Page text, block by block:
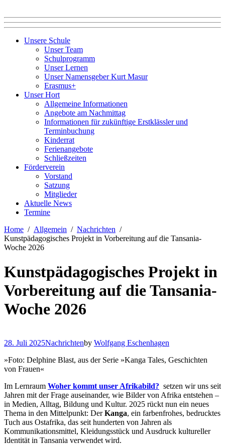
Unsere Schule
Unser Team
Schulprogramm
Unser Lernen
Unser Namensgeber Kurt Masur
Erasmus+
Unser Hort
Allgemeine Informationen
Angebote am Nachmittag
Informationen für zukünftige Erstklässler und
Terminbuchung
Kinderrat
Ferienangebote
Schließzeiten
Förderverein
Vorstand
Satzung
Mitglieder
Aktuelle News
Termine
Home
Allgemein
Nachrichten
Kunstpädagogisches Projekt in Vorbereitung auf die Tansania-
Woche 2026
Kunstpädagogisches Projekt in
Vorbereitung auf die Tansania-
Woche 2026
28. Juli 2025Nachrichtenby Wolfgang Eschenhagen
»Foto: Delphine Blast, aus der Serie »Kanga Tales, Geschichten
von Frauen«
Im Lernraum Woher kommt unser Afrikabild? setzen wir uns seit
Jahren mit der Frage auseinander, wie Bilder von Afrika entstehen –
in Medien, Alltag, Bildung und Kultur. 2025 rückt nun ein neues
Thema in den Mittelpunkt: DerKanga, ein farbenfrohes, bedrucktes
Tuch aus Ostafrika, das seit hunderten von Jahren als
Kommunikationsmittel, Kleidungsstück und Ausdruck kultureller
Identität in Tansania verwendet wird.